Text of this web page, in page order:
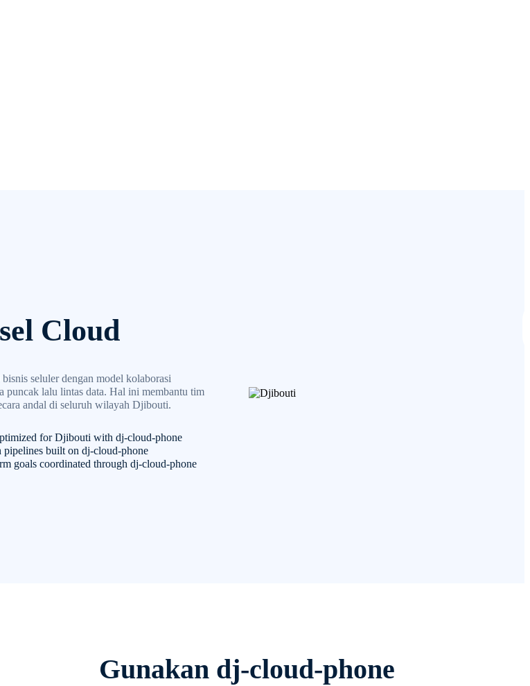
Cloud
seluler dengan model kolaborasi
puncak lalu lintas data. Hal ini membantu tim
andal di seluruh wilayah Djibouti.
for Djibouti with dj-cloud-phone
built on dj-cloud-phone
goals coordinated through dj-cloud-phone
Gunakan dj-cloud-phone